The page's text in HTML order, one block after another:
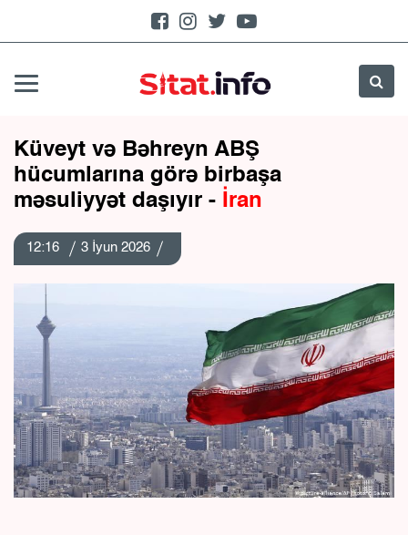
Küveyt və Bəhreyn ABŞ
hücumlarına görə birbaşa
məsuliyyət daşıyır - İran
12:16 3 İyun 2026